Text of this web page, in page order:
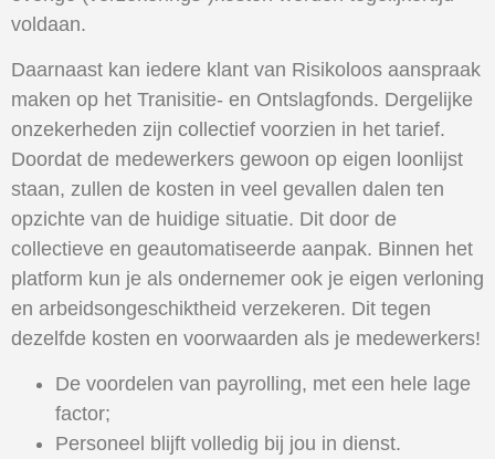
voldaan.
Daarnaast kan iedere klant van Risikoloos aanspraak
maken op het Tranisitie- en Ontslagfonds. Dergelijke
onzekerheden zijn collectief voorzien in het tarief.
Doordat de medewerkers gewoon op eigen loonlijst
staan, zullen de kosten in veel gevallen dalen ten
opzichte van de huidige situatie. Dit door de
collectieve en geautomatiseerde aanpak. Binnen het
platform kun je als ondernemer ook je eigen verloning
en arbeidsongeschiktheid verzekeren. Dit tegen
dezelfde kosten en voorwaarden als je medewerkers!
De voordelen van payrolling, met een hele lage
factor;
Personeel blijft volledig bij jou in dienst.